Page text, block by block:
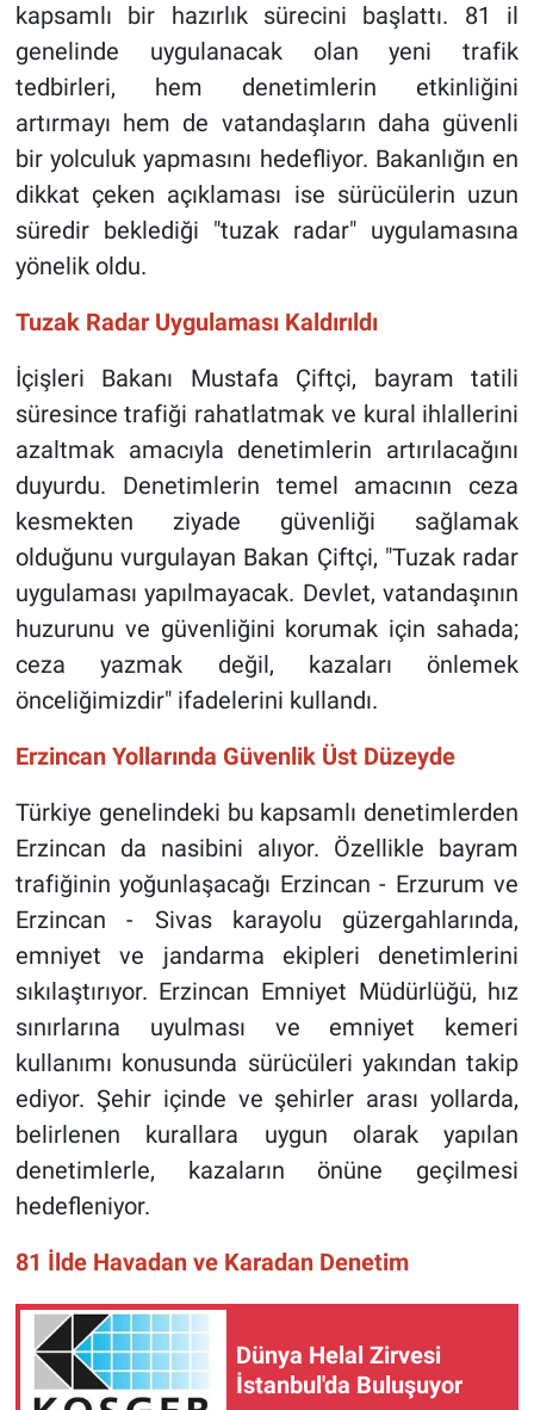
kapsamlı bir hazırlık sürecini başlattı. 81 il
genelinde uygulanacak olan yeni trafik
tedbirleri, hem denetimlerin etkinliğini
artırmayı hem de vatandaşların daha güvenli
bir yolculuk yapmasını hedefliyor. Bakanlığın en
dikkat çeken açıklaması ise sürücülerin uzun
süredir beklediği "tuzak radar" uygulamasına
yönelik oldu.
Tuzak Radar Uygulaması Kaldırıldı
İçişleri Bakanı Mustafa Çiftçi, bayram tatili
süresince trafiği rahatlatmak ve kural ihlallerini
azaltmak amacıyla denetimlerin artırılacağını
duyurdu. Denetimlerin temel amacının ceza
kesmekten ziyade güvenliği sağlamak
olduğunu vurgulayan Bakan Çiftçi, "Tuzak radar
uygulaması yapılmayacak. Devlet, vatandaşının
huzurunu ve güvenliğini korumak için sahada;
ceza yazmak değil, kazaları önlemek
önceliğimizdir" ifadelerini kullandı.
Erzincan Yollarında Güvenlik Üst Düzeyde
Türkiye genelindeki bu kapsamlı denetimlerden
Erzincan da nasibini alıyor. Özellikle bayram
trafiğinin yoğunlaşacağı Erzincan - Erzurum ve
Erzincan - Sivas karayolu güzergahlarında,
emniyet ve jandarma ekipleri denetimlerini
sıkılaştırıyor. Erzincan Emniyet Müdürlüğü, hız
sınırlarına uyulması ve emniyet kemeri
kullanımı konusunda sürücüleri yakından takip
ediyor. Şehir içinde ve şehirler arası yollarda,
belirlenen kurallara uygun olarak yapılan
denetimlerle, kazaların önüne geçilmesi
hedefleniyor.
81 İlde Havadan ve Karadan Denetim
Dünya Helal Zirvesi
İstanbul'da Buluşuyor